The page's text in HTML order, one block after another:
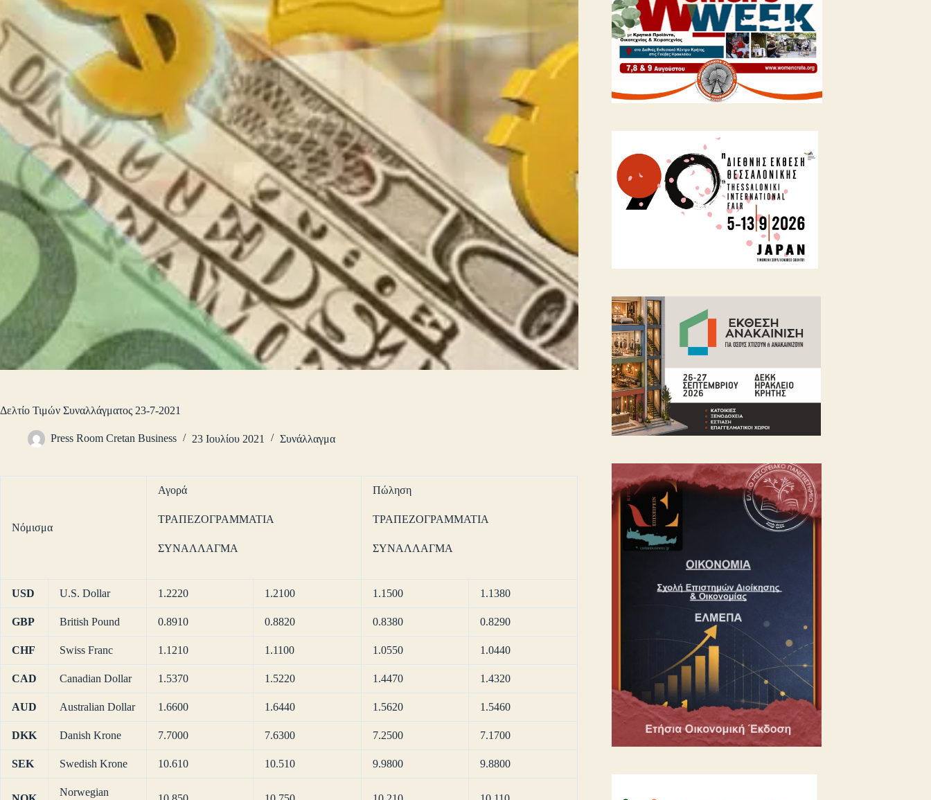
Δελτίο Τιμών Συναλλάγματος 23-7-2021
Press Room Cretan Business 23 Ιουλίου 2021 Συνάλλαγμα
Νόμισμα
Αγορά
ΤΡΑΠΕΖΟΓΡΑΜΜΑΤΙΑ
ΣΥΝΑΛΛΑΓΜΑ
Πώληση
ΤΡΑΠΕΖΟΓΡΑΜΜΑΤΙΑ
ΣΥΝΑΛΛΑΓΜΑ
USD U.S. Dollar 1.2220 1.2100 1.1500 1.1380
GBP British Pound 0.8910 0.8820 0.8380 0.8290
CHF Swiss Franc 1.1210 1.1100 1.0550 1.0440
CAD Canadian Dollar 1.5370 1.5220 1.4470 1.4320
AUD Australian Dollar 1.6600 1.6440 1.5620 1.5460
DKK Danish Krone 7.7000 7.6300 7.2500 7.1700
SEK Swedish Krone 10.610 10.510 9.9800 9.8800
Norwegian